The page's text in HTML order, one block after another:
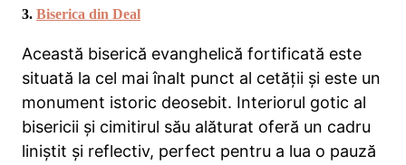
3. Biserica din Deal
Această biserică evanghelică fortificată este
situată la cel mai înalt punct al cetății și este un
monument istoric deosebit. Interiorul gotic al
bisericii și cimitirul său alăturat oferă un cadru
liniștit și reflectiv, perfect pentru a lua o pauză